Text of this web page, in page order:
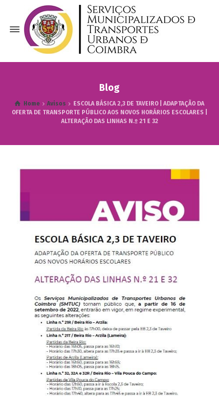
Blog
Home Avisos
ESCOLA BÁSICA 2,3 DE TAVEIRO | ADAPTAÇÃO DA
OFERTA DE TRANSPORTE PÚBLICO AOS NOVOS HORÁRIOS ESCOLARES |
ALTERAÇÃO DAS LINHAS N.º 21 E 32